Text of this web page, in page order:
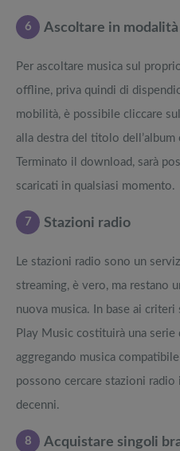
6 Ascoltare in
Per ascoltare musica sul
offline, priva quindi di
mobilità, è possibile cliccare
alla destra del titolo dell’album
Terminato il download, sarà
scaricati in qualsiasi momento.
7 Stazioni radio
Le stazioni radio sono un
streaming, è vero, ma restano
nuova musica. In base ai
Play Music costituirà una
aggregando musica
possono cercare stazioni radio
decenni.
8 Acquistare singoli